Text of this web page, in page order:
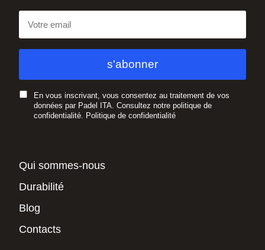
En vous inscrivant, vous consentez au traitement de vos
données par Padel ITA. Consultez notre politique de
confidentialité. Politique de confidentialité
Qui sommes-nous
Durabilité
Blog
Contacts